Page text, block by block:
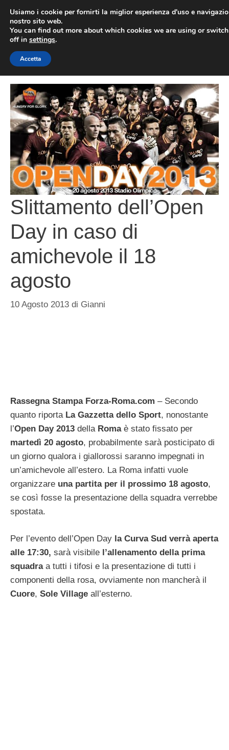
contenuto
Slittamento dell’Open
Day in caso di
amichevole il 18
agosto
10 Agosto 2013 di Gianni
Rassegna Stampa Forza-Roma.com – Secondo
quanto riporta La Gazzetta dello Sport, nonostante
l’Open Day 2013 della Romaè stato fissato per
martedì 20 agosto, probabilmente sarà posticipato di
un giorno qualora i giallorossi saranno impegnati in
un’amichevole all’estero. La Roma infatti vuole
organizzare una partita per il prossimo 18 agosto,
se così fosse la presentazione della squadra verrebbe
spostata.
Per l’evento dell’Open Day la Curva Sud verrà aperta
alle 17:30, sarà visibile l’allenamento della prima
squadraa tutti i tifosi e la presentazione di tutti i
componenti della rosa, ovviamente non mancherà il
Cuore, Sole Village all’esterno.
Usiamo i cookie per fornirti la miglior esperienza d'uso e
nostro sito web.
You can find out more about which cookies we are using or
off in settings.
Accetta